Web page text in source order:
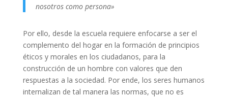
nosotros como persona»
Por ello, desde la escuela requiere enfocarse a ser el
complemento del hogar en la formación de principios
éticos y morales en los ciudadanos, para la
construcción de un hombre con valores que den
respuestas a la sociedad. Por ende, los seres humanos
internalizan de tal manera las normas, que no es